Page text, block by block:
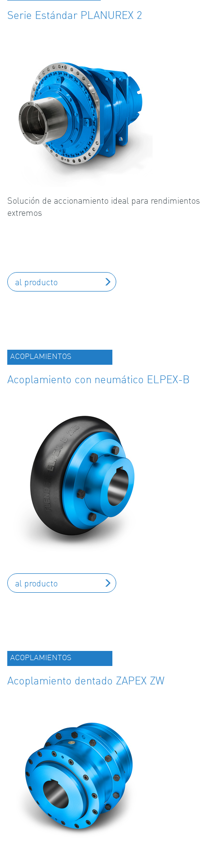
Serie Estándar PLANUREX 2
Solución de accionamiento ideal para rendimientos
extremos
al producto
ACOPLAMIENTOS
Acoplamiento con neumático ELPEX-B
al producto
ACOPLAMIENTOS
Acoplamiento dentado ZAPEX ZW